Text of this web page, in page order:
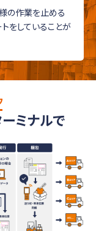
の作業を止める
をしていることが
ミナルで